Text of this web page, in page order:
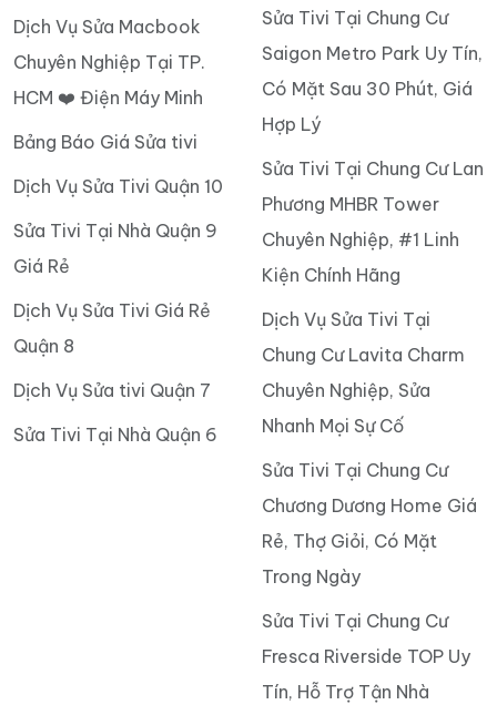
Cho thuê tivi tại nhà giá
rẻ – Dịch vụ cho thuê tivi
– Điện Máy Minh
Chuyên Nghiệp Tại TP.
HCM ❤️ Điện Máy Minh
Bảng Báo Giá Sửa tivi
Dịch Vụ Sửa Tivi Quận 10
Đạt Gia Residence Giá
Tốt, Sửa Mọi Lỗi Tại Nhà
Nhanh Chóng
TOP 1 Sửa Tivi Tại Chung
Cư Thăng Long Home
Hưng Phú Chất Lượng,
Bảo Hành Dài Hạn
Sửa Tivi Tại Chung Cư
Saigon Metro Park Uy Tín,
Có Mặt Sau 30 Phút, Giá
Hợp Lý
Sửa Tivi Tại Chung Cư Lan
Phương MHBR Tower
Chuyên Nghiệp, #1 Linh
Kiện Chính Hãng
Dịch Vụ Sửa Tivi Tại
Chung Cư Lavita Charm
Chuyên Nghiệp, Sửa
Nhanh Mọi Sự Cố